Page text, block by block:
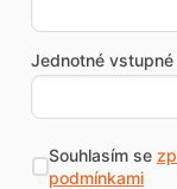
Jednotné
Souhlasím se
podmínkami